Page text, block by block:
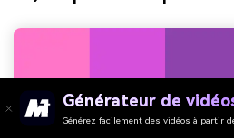
Générateur de
Générez facilement des vidéos à partir